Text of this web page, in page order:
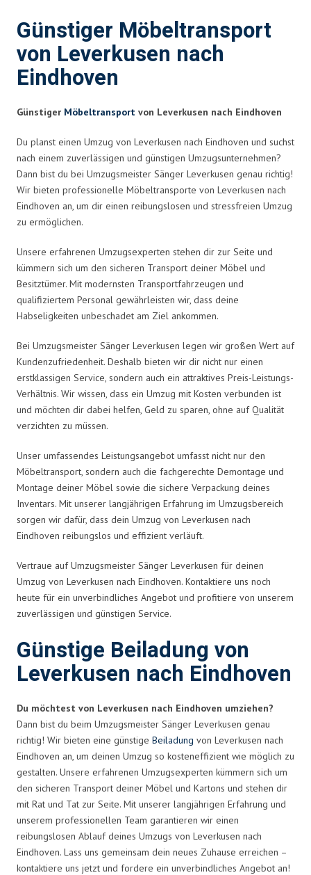
Günstiger Möbeltransport
von Leverkusen nach
Eindhoven
Günstiger Möbeltransport von Leverkusen nach Eindhoven
Du planst einen Umzug von Leverkusen nach Eindhoven und suchst
nach einem zuverlässigen und günstigen Umzugsunternehmen?
Dann bist du bei Umzugsmeister Sänger Leverkusen genau richtig!
Wir bieten professionelle Möbeltransporte von Leverkusen nach
Eindhoven an, um dir einen reibungslosen und stressfreien Umzug
zu ermöglichen.
Unsere erfahrenen Umzugsexperten stehen dir zur Seite und
kümmern sich um den sicheren Transport deiner Möbel und
Besitztümer. Mit modernsten Transportfahrzeugen und
qualifiziertem Personal gewährleisten wir, dass deine
Habseligkeiten unbeschadet am Ziel ankommen.
Bei Umzugsmeister Sänger Leverkusen legen wir großen Wert auf
Kundenzufriedenheit. Deshalb bieten wir dir nicht nur einen
erstklassigen Service, sondern auch ein attraktives Preis-Leistungs-
Verhältnis. Wir wissen, dass ein Umzug mit Kosten verbunden ist
und möchten dir dabei helfen, Geld zu sparen, ohne auf Qualität
verzichten zu müssen.
Unser umfassendes Leistungsangebot umfasst nicht nur den
Möbeltransport, sondern auch die fachgerechte Demontage und
Montage deiner Möbel sowie die sichere Verpackung deines
Inventars. Mit unserer langjährigen Erfahrung im Umzugsbereich
sorgen wir dafür, dass dein Umzug von Leverkusen nach
Eindhoven reibungslos und effizient verläuft.
Vertraue auf Umzugsmeister Sänger Leverkusen für deinen
Umzug von Leverkusen nach Eindhoven. Kontaktiere uns noch
heute für ein unverbindliches Angebot und profitiere von unserem
zuverlässigen und günstigen Service.
Günstige Beiladung von
Leverkusen nach Eindhoven
Du möchtest von Leverkusen nach Eindhoven umziehen?
Dann bist du beim Umzugsmeister Sänger Leverkusen genau
richtig! Wir bieten eine günstige Beiladung von Leverkusen nach
Eindhoven an, um deinen Umzug so kosteneffizient wie möglich zu
gestalten. Unsere erfahrenen Umzugsexperten kümmern sich um
den sicheren Transport deiner Möbel und Kartons und stehen dir
mit Rat und Tat zur Seite. Mit unserer langjährigen Erfahrung und
unserem professionellen Team garantieren wir einen
reibungslosen Ablauf deines Umzugs von Leverkusen nach
Eindhoven. Lass uns gemeinsam dein neues Zuhause erreichen –
kontaktiere uns jetzt und fordere ein unverbindliches Angebot an!